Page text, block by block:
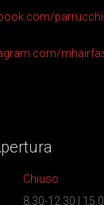
Chiuso
8.30-12.30 |